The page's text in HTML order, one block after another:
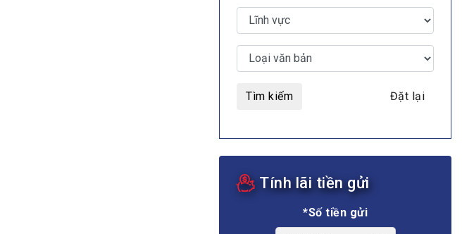
MULTIMEDIA
Video
E-magazines
Tìm kiếm Đặt lại
Tính lãi tiền gửi
*Số tiền gửi